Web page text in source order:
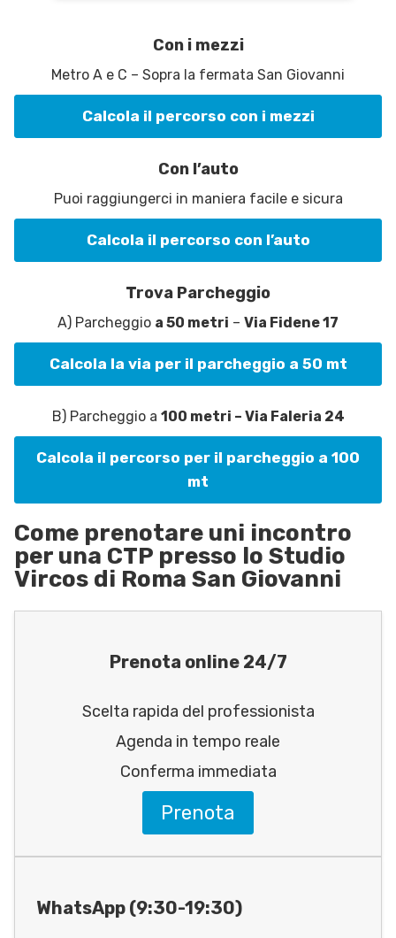
Con i mezzi
Metro A e C – Sopra la fermata San Giovanni
Calcola il percorso con i mezzi
Con l’auto
Puoi raggiungerci in maniera facile e sicura
Calcola il percorso con l’auto
Trova Parcheggio
A) Parcheggio a 50 metri – Via Fidene 17
Calcola la via per il parcheggio a 50 mt
B) Parcheggio a 100 metri – Via Faleria 24
Calcola il percorso per il parcheggio a 100
mt
Come prenotare uni incontro
per una CTP presso lo Studio
Vircos di Roma San Giovanni
Prenota online 24/7
Scelta rapida del professionista
Agenda in tempo reale
Conferma immediata
Prenota
WhatsApp (9:30-19:30)